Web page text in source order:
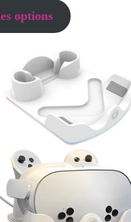
prix :
8,99 €
options